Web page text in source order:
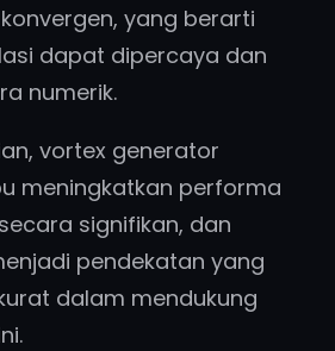
yang berarti
dapat dipercaya dan
numerik.
vortex generator
meningkatkan performa
signifikan, dan
pendekatan yang
dalam mendukung